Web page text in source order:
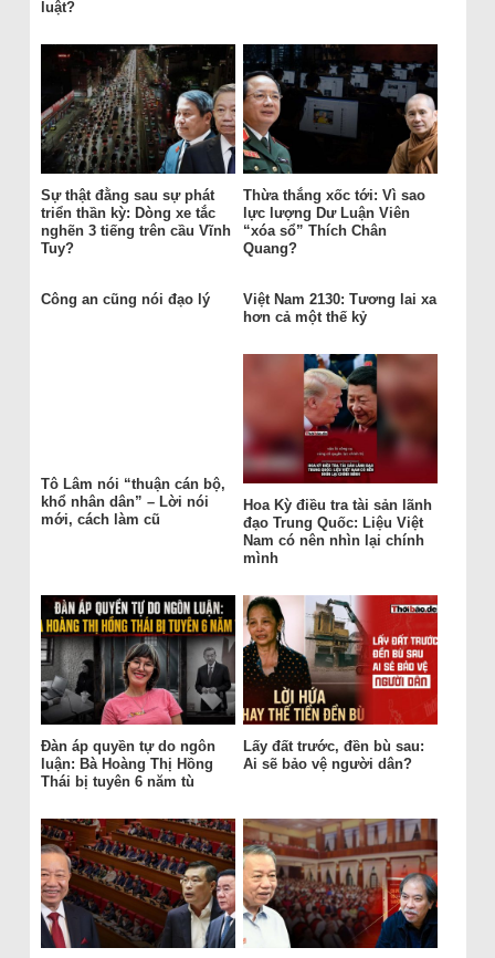
luật?
Sự thật đằng sau sự phát
triển thần kỳ: Dòng xe tắc
nghẽn 3 tiếng trên cầu Vĩnh
Tuy?
Thừa thắng xốc tới: Vì sao
lực lượng Dư Luận Viên
“xóa sổ” Thích Chân
Quang?
Công an cũng nói đạo lý
Việt Nam 2130: Tương lai xa
hơn cả một thế kỷ
Tô Lâm nói “thuận cán bộ,
khổ nhân dân” – Lời nói
mới, cách làm cũ
Hoa Kỳ điều tra tài sản lãnh
đạo Trung Quốc: Liệu Việt
Nam có nên nhìn lại chính
mình
Đàn áp quyền tự do ngôn
luận: Bà Hoàng Thị Hồng
Thái bị tuyên 6 năm tù
Lấy đất trước, đền bù sau:
Ai sẽ bảo vệ người dân?